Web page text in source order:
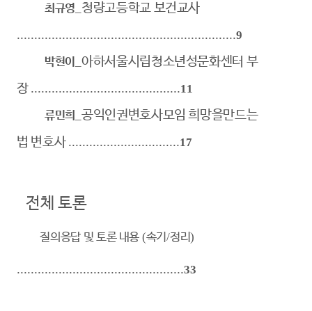
최규영 청량고등학교 보건교사
...............................................................9
박현이
아하서울시립청소년성문화센터 부
장...........................................11
류민희
공익인권변호사모임 희망을만드는
법 변호사................................17
전체 토론
질의응답 및 토론 내용 (속기/정리)
................................................33